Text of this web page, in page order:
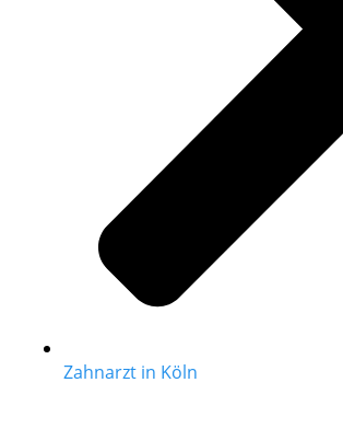
Zahnarzt in Köln